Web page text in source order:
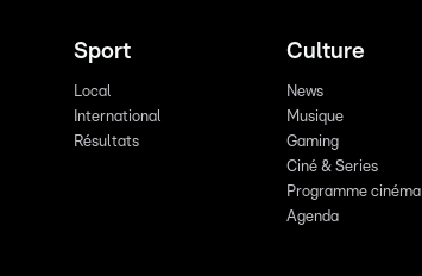
Sport
Local
International
Résultats
Culture
News
Musique
Gaming
Ciné & Series
Programme cinéma
Agenda